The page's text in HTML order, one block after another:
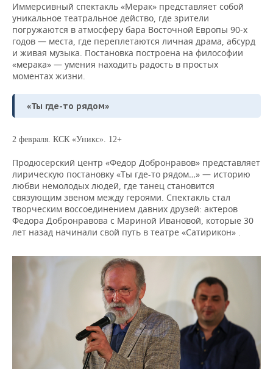
Иммерсивный спектакль «Мерак» представляет собой
уникальное театральное действо, где зрители
погружаются в атмосферу бара Восточной Европы 90-х
годов — места, где переплетаются личная драма, абсурд
и живая музыка. Постановка построена на философии
«мерака» — умения находить радость в простых
моментах жизни.
«Ты где-то рядом»
2 февраля. КСК «Уникс». 12+
Продюсерский центр «Федор Добронравов» представляет
лирическую постановку «Ты где-то рядом…» — историю
любви немолодых людей, где танец становится
связующим звеном между героями. Спектакль стал
творческим воссоединением давних друзей: актеров
Федора Добронравова с Мариной Ивановой, которые 30
лет назад начинали свой путь в театре «Сатирикон» .